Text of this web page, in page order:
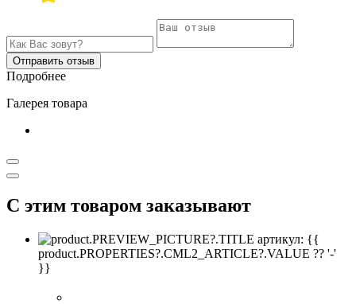
Отправить отзыв
Подробнее
Галерея товара
С этим товаром заказывают
артикул: {{
product.PROPERTIES?.CML2_ARTICLE?.VALUE ?? '-'
}}